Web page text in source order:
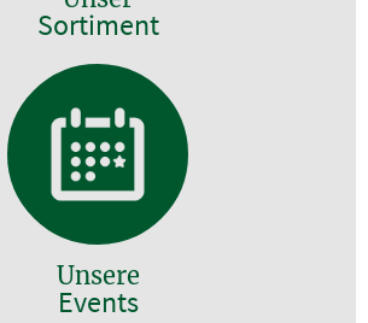
Sortiment
Unsere
Events